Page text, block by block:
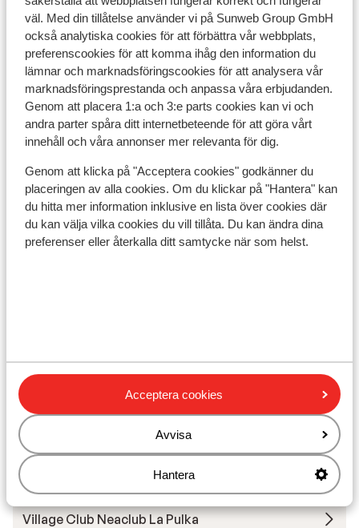
väl. Med din tillåtelse använder vi på Sunweb Group GmbH
också analytiska cookies för att förbättra vår webbplats,
preferenscookies för att komma ihåg den information du
lämnar och marknadsföringscookies för att analysera vår
marknadsföringsprestanda och anpassa våra erbjudanden.
Genom att placera 1:a och 3:e parts cookies kan vi och
andra parter spåra ditt internetbeteende för att göra vårt
innehåll och våra annonser mer relevanta för dig.
Genom att klicka på "Acceptera cookies" godkänner du
placeringen av alla cookies. Om du klickar på "Hantera" kan
du hitta mer information inklusive en lista över cookies där
du kan välja vilka cookies du vill tillåta. Du kan ändra dina
preferenser eller återkalla ditt samtycke när som helst.
Acceptera cookies
Avvisa
Hantera
Visa på karta
I området
Avstånd till centrum: ca 700 m, högst 900 m
Avstånd till pist ca 200 m
Avstånd till skidlift ca 900 m
Närmaste butiker ca 900 m
Skidskola
Andra boenden i Galibier Thabor
Village Club Neaclub La Pulka